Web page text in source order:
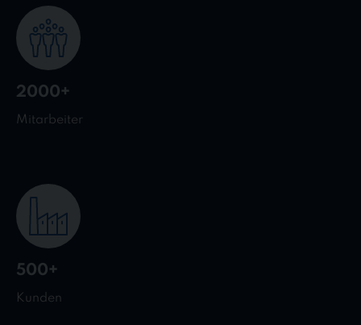
2000+
Mitarbeiter
500+
Kunden